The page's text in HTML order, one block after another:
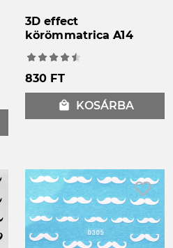
3D effect
körömmatrica A14
830 FT
local_mall KOSÁRBA
favorite_border